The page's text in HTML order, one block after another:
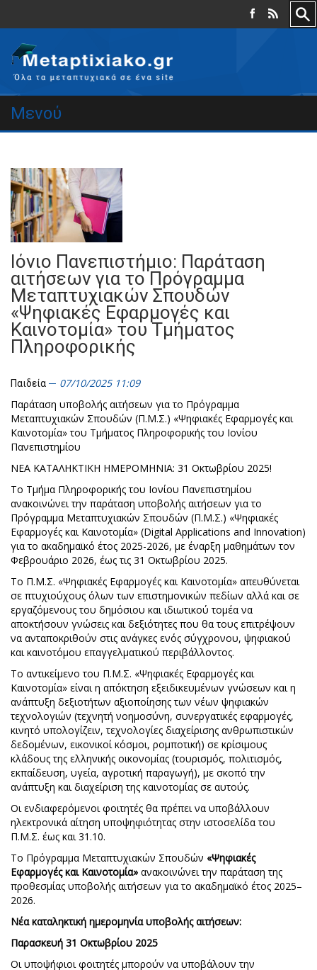
Μενού
Ιόνιο Πανεπιστήμιο: Παράταση
αιτήσεων για το Πρόγραμμα
Μεταπτυχιακών Σπουδών
«Ψηφιακές Εφαρμογές και
Καινοτομία» του Τμήματος
Πληροφορικής
Παιδεία
07/10/2025 11:09
Παράταση υποβολής αιτήσεων για το Πρόγραμμα
Μεταπτυχιακών Σπουδών (Π.Μ.Σ.) «Ψηφιακές Εφαρμογές και
Καινοτομία» του Τμήματος Πληροφορικής του Ιονίου
Πανεπιστημίου
ΝΕΑ ΚΑΤΑΛΗΚΤΙΚΗ ΗΜΕΡΟΜΗΝΙΑ: 31 Οκτωβρίου 2025!
Το Τμήμα Πληροφορικής του Ιονίου Πανεπιστημίου
ανακοινώνει την παράταση υποβολής αιτήσεων για το
Πρόγραμμα Μεταπτυχιακών Σπουδών (Π.Μ.Σ.) «Ψηφιακές
Εφαρμογές και Καινοτομία» (Digital Applications and Innovation)
για το ακαδημαϊκό έτος 2025-2026, με έναρξη μαθημάτων τον
Φεβρουάριο 2026, έως τις 31 Οκτωβρίου 2025.
Το Π.Μ.Σ. «Ψηφιακές Εφαρμογές και Καινοτομία» απευθύνεται
σε πτυχιούχους όλων των επιστημονικών πεδίων αλλά και σε
εργαζόμενους του δημόσιου και ιδιωτικού τομέα να
αποκτήσουν γνώσεις και δεξιότητες που θα τους επιτρέψουν
να ανταποκριθούν στις ανάγκες ενός σύγχρονου, ψηφιακού
και καινοτόμου επαγγελματικού περιβάλλοντος.
Το αντικείμενο του Π.Μ.Σ. «Ψηφιακές Εφαρμογές και
Καινοτομία» είναι η απόκτηση εξειδικευμένων γνώσεων και η
ανάπτυξη δεξιοτήτων αξιοποίησης των νέων ψηφιακών
τεχνολογιών (τεχνητή νοημοσύνη, συνεργατικές εφαρμογές,
κινητό υπολογίζειν, τεχνολογίες διαχείρισης ανθρωπιστικών
δεδομένων, εικονικοί κόσμοι, ρομποτική) σε κρίσιμους
κλάδους της ελληνικής οικονομίας (τουρισμός, πολιτισμός,
εκπαίδευση, υγεία, αγροτική παραγωγή), με σκοπό την
ανάπτυξη και διαχείριση της καινοτομίας σε αυτούς.
Οι ενδιαφερόμενοι φοιτητές θα πρέπει να υποβάλλουν
ηλεκτρονικά αίτηση υποψηφιότητας στην ιστοσελίδα του
Π.Μ.Σ. έως και 31.10.
Το Πρόγραμμα Μεταπτυχιακών Σπουδών «Ψηφιακές
Εφαρμογές και Καινοτομία» ανακοινώνει την παράταση της
προθεσμίας υποβολής αιτήσεων για το ακαδημαϊκό έτος 2025–
2026.
Νέα καταληκτική ημερομηνία υποβολής αιτήσεων:
Παρασκευή 31 Οκτωβρίου 2025
Οι υποψήφιοι φοιτητές μπορούν να υποβάλουν την